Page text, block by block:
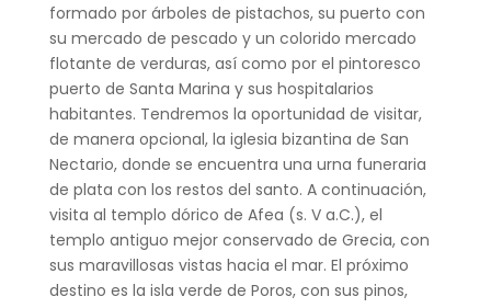
formado por árboles de pistachos, su puerto con
su mercado de pescado y un colorido mercado
flotante de verduras, así como por el pintoresco
puerto de Santa Marina y sus hospitalarios
habitantes. Tendremos la oportunidad de visitar,
de manera opcional, la iglesia bizantina de San
Nectario, donde se encuentra una urna funeraria
de plata con los restos del santo. A continuación,
visita al templo dórico de Afea (s. V a.C.), el
templo antiguo mejor conservado de Grecia, con
sus maravillosas vistas hacia el mar. El próximo
destino es la isla verde de Poros, con sus pinos,